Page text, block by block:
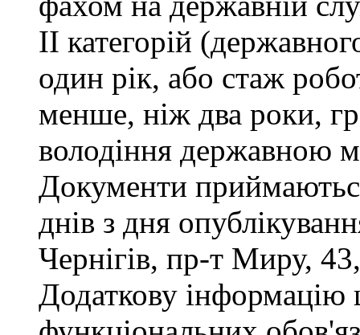
ІІ категорій
один рік, або стаж
менше, ніж два роки,
володіння державною
Документи
днів з дня
Чернігів, пр-т Миру,
Додаткову